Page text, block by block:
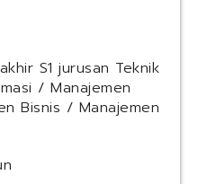
S1 jurusan Teknik
/ Manajemen
Bisnis / Manajemen